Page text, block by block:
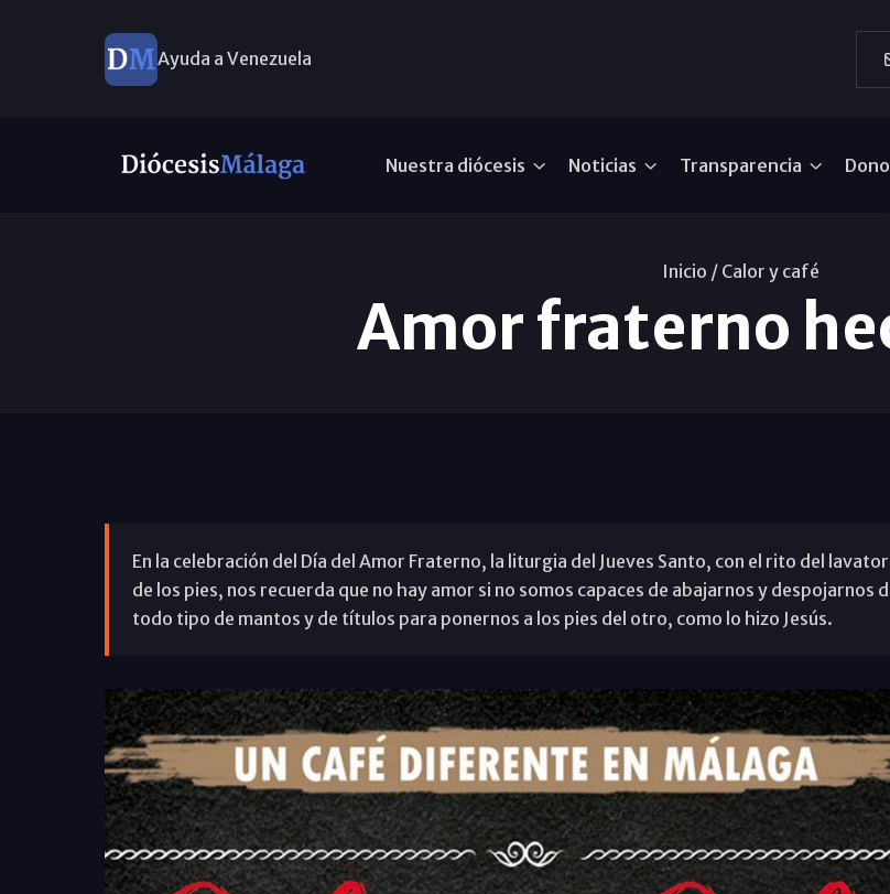
Ayuda a Venezuela
Nuestra diócesis Noticias Transparencia
Inicio / Calor y café
Amor fraterno
En la celebración del Día del Amor Fraterno, la liturgia del Jueves Santo, con el rito del
de los pies, nos recuerda que no hay amor si no somos capaces de abajarnos y despojarnos
todo tipo de mantos y de títulos para ponernos a los pies del otro, como lo hizo Jesús.